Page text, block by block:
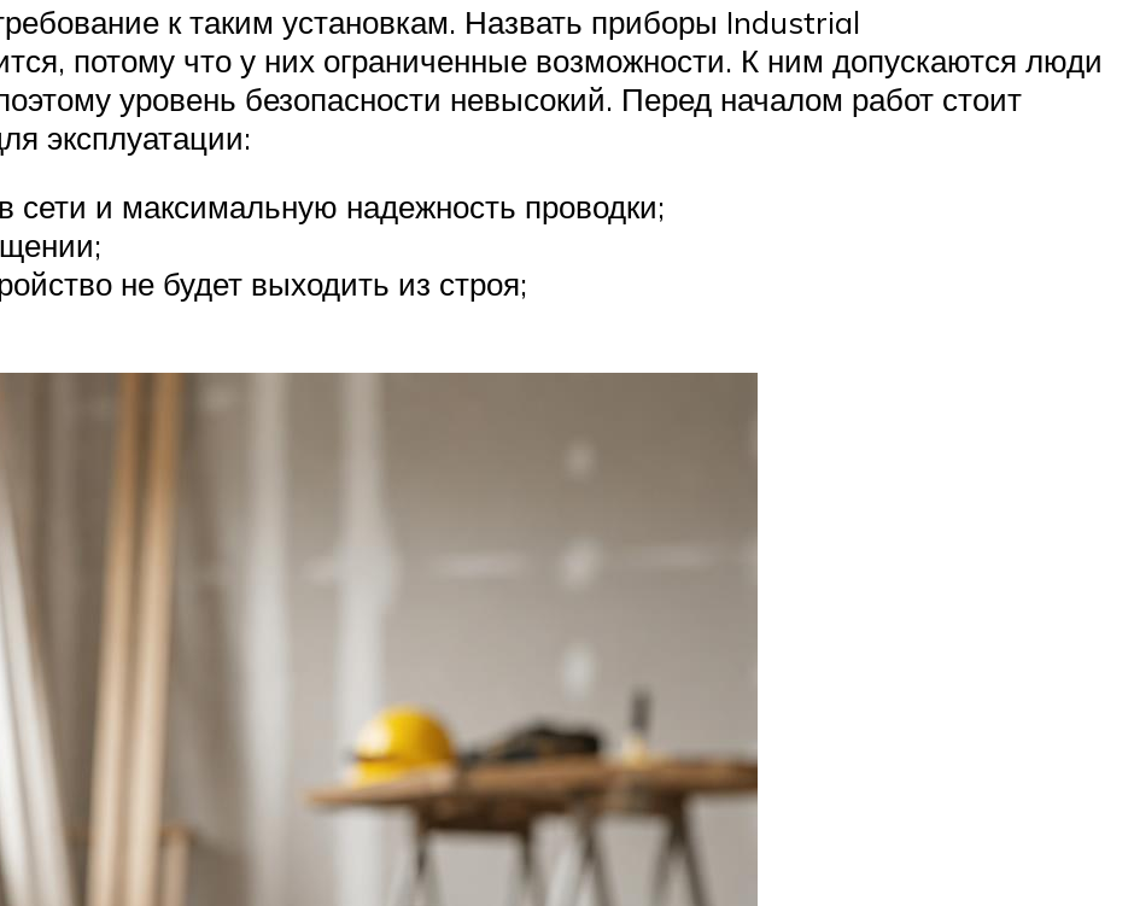
к таким установкам. Назвать приборы Industrial
потому что у них ограниченные возможности. К ним допускаются люди
уровень безопасности невысокий. Перед началом работ стоит
эксплуатации:
сети и максимальную надежность проводки;
не будет выходить из строя;